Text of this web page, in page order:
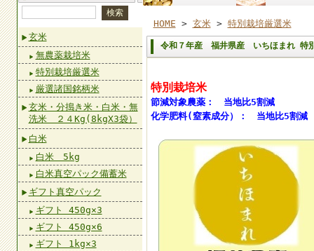
玄米
無農薬栽培米
特別栽培厳選米
厳選諸国銘柄米
玄米・分搗き米・白米・無
洗米 ２４Kg(8kgX3袋）
白米
白米 5kg
白米真空パック備蓄米
ギフト真空パック
ギフト 450g×3
ギフト 450g×6
ギフト 1kg×3
HOME > 玄米> 特別栽培厳選米
令和７年産 福井県産 いちほまれ 特
特別栽培米
節減対象農薬： 当地比5割減
化学肥料(窒素成分）： 当地比5割減